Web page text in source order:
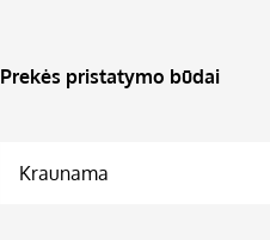
Prekės pristatymo būdai
Kraunama